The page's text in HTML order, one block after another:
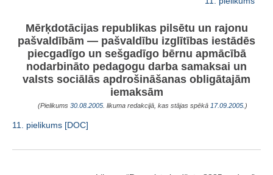
Mērķdotācijas republikas pilsētu un rajonu
pašvaldībām — pašvaldību izglītības iestādēs
piecgadīgo un sešgadīgo bērnu apmācībā
nodarbināto pedagogu darba samaksai un
valsts sociālās apdrošināšanas obligātajām
iemaksām
(Pielikums 30.08.2005 . likuma redakcijā, kas stājas spēkā 17.09.2005. )
11. pielikums [DOC]